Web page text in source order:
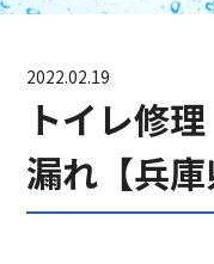
2022.02.19
トイレ修
漏れ【兵庫